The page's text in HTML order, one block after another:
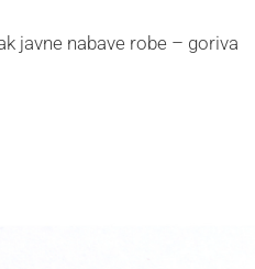
javne nabave robe – goriva